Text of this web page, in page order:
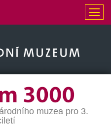
muzea pro 3.